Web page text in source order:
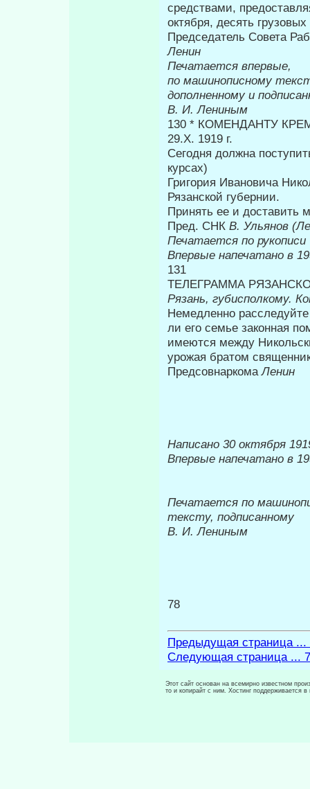
средствами,
октября, десять
Председатель Совета
Ленин
Печатается впервые,
по машинописному
дополненному и
В. И. Лениным
130 * КОМЕНДАНТУ
29.Х. 1919 г.
Сегодня должна
курсах)
Григория Ивановича
Рязанской губернии.
Принять ее и доставить
Пред. СНК В. Ульянов
Печатается по рукописи
Впервые напечатано в
131
ТЕЛЕГРАММА
Рязань, губисполкому.
Немедленно
ли его семье законная
имеются между
урожая братом
ПредсовнаркомаЛенин
Написано 30 октября
Впервые напечатано в
Печатается по
тексту, подписанному
В. И. Лениным
78
Предыдущая страница ...
Следующая страница ...
Этот сайт основан на всемирно известном
то и копирайт с ним. Хостинг поддерживается